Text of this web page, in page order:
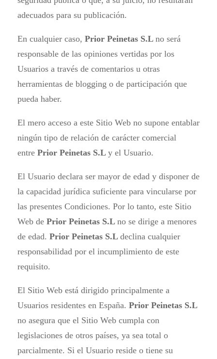
adecuados para su publicación.
En cualquier caso, Prior Peinetas S.L no será
responsable de las opiniones vertidas por los
Usuarios a través de comentarios u otras
herramientas de blogging o de participación que
pueda haber.
El mero acceso a este Sitio Web no supone entablar
ningún tipo de relación de carácter comercial
entre Prior Peinetas S.L y el Usuario.
El Usuario declara ser mayor de edad y disponer de
la capacidad jurídica suficiente para vincularse por
las presentes Condiciones. Por lo tanto, este Sitio
Web de Prior Peinetas S.L no se dirige a menores
de edad. Prior Peinetas S.L declina cualquier
responsabilidad por el incumplimiento de este
requisito.
El Sitio Web está dirigido principalmente a
Usuarios residentes en España. Prior Peinetas S.L
no asegura que el Sitio Web cumpla con
legislaciones de otros países, ya sea total o
parcialmente. Si el Usuario reside o tiene su